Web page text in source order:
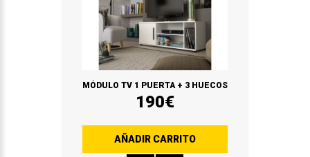
MÓDULO TV 1 PUERTA + 3 HUECOS
190€
AÑADIR CARRITO